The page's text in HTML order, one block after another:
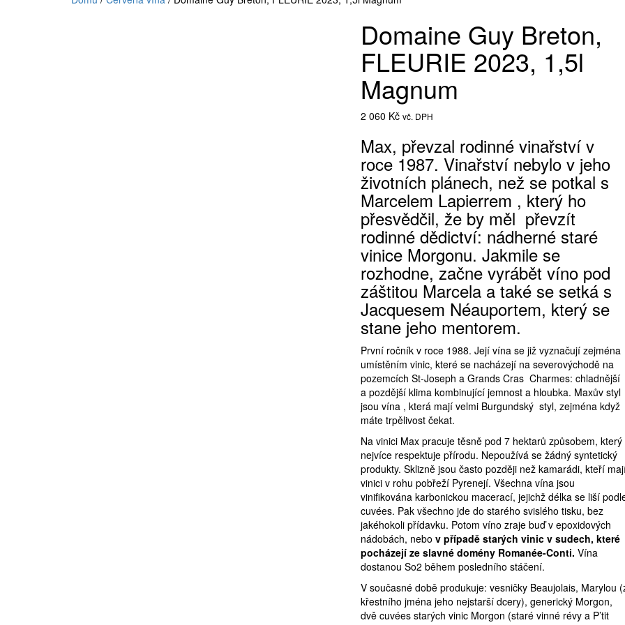
Domaine Guy Breton,
FLEURIE 2023, 1,5l
Magnum
2 060 Kč vč. DPH
Max, převzal rodinné vinařství v
roce 1987. Vinařství nebylo v jeho
životních plánech, než se potkal s
Marcelem Lapierrem , který ho
přesvědčil, že by měl převzít
rodinné dědictví: nádherné staré
vinice Morgonu. Jakmile se
rozhodne, začne vyrábět víno pod
záštitou Marcela a také se setká s
Jacquesem Néauportem, který se
stane jeho mentorem.
První ročník v roce 1988. Její vína se již vyznačují zejména
umístěním vinic, které se nacházejí na severovýchodě na
pozemcích St-Joseph a Grands Cras Charmes: chladnější
a pozdější klima kombinující jemnost a hloubka. Maxův styl
jsou vína , která mají velmi Burgundský styl, zejména když
máte trpělivost čekat.
Na vinici Max pracuje těsně pod 7 hektarů způsobem, který
nejvíce respektuje přírodu. Nepoužívá se žádný syntetický
produkty. Sklizně jsou často později než kamarádi, kteří
vinici v rohu pobřeží Pyrenejí. Všechna vína jsou
vinifikována karbonickou macerací, jejichž délka se liší
cuvées. Pak všechno jde do starého svislého tisku, bez
jakéhokoli přídavku. Potom víno zraje buď v epoxidových
nádobách, nebo v případě starých vinic v sudech, které
pocházejí ze slavné domény Romanée-Conti. Vína
dostanou So2 během posledního stáčení.
V současné době produkuje: vesničky Beaujolais, Marylou
křestního jména jeho nejstarší dcery), generický Morgon,
dvě cuvées starých vinic Morgon (staré vinné révy a P’tit